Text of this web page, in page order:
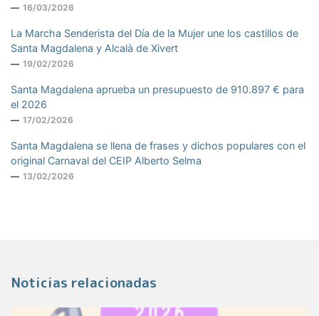
16/03/2026
La Marcha Senderista del Día de la Mujer une los castillos de
Santa Magdalena y Alcalà de Xivert
19/02/2026
Santa Magdalena aprueba un presupuesto de 910.897 € para
el 2026
17/02/2026
Santa Magdalena se llena de frases y dichos populares con el
original Carnaval del CEIP Alberto Selma
13/02/2026
Noticias relacionadas